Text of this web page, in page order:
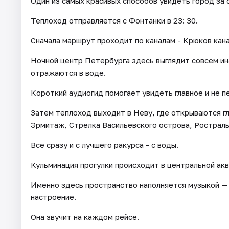
Теплоход отправляется с Фонтанки в 23: 30.
Сначала маршрут проходит по каналам - Крюков
Ночной центр Петербурга здесь выглядит совсем
отражаются в воде.
Короткий аудиогид помогает увидеть главное и не
Затем теплоход выходит в Неву, где открываются
Эрмитаж, Стрелка Васильевского острова,
Всё сразу и с лучшего ракурса - с воды.
Кульминация прогулки происходит в центральной
Именно здесь пространство наполняется музыкой
настроение.
Она звучит на каждом рейсе.